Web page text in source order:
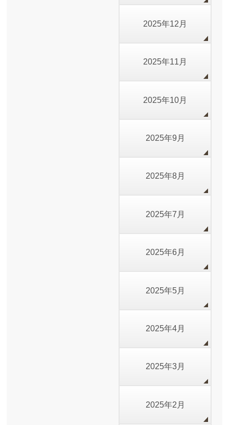
2025年12月
2025年11月
2025年10月
2025年9月
2025年8月
2025年7月
2025年6月
2025年5月
2025年4月
2025年3月
2025年2月